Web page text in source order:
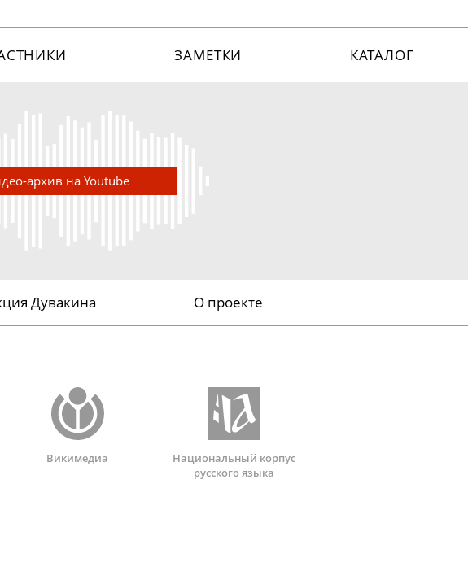
ЗАМЕТКИ КАТАЛОГ
архив на Youtube
Дувакина О проекте
Викимедиа
Национальный корпус
русского языка